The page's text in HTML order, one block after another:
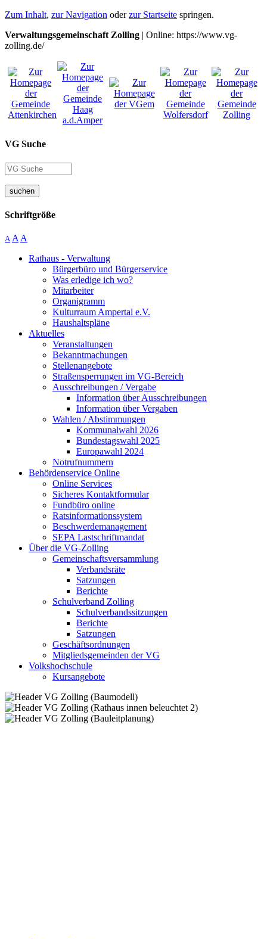
Zum Inhalt, zur Navigation oderzur Startseite springen.
Verwaltungsgemeinschaft Zolling | Online: https://www.vg-
zolling.de/
VG Suche
suchen
Schriftgröße
A A A
Rathaus - Verwaltung
Bürgerbüro und Bürgerservice
Was erledige ich wo?
Mitarbeiter
Organigramm
Kulturraum Ampertal e.V.
Haushaltspläne
Aktuelles
Veranstaltungen
Bekanntmachungen
Stellenangebote
Straßensperrungen im VG-Bereich
Ausschreibungen / Vergabe
Information über Ausschreibungen
Information über Vergaben
Wahlen / Abstimmungen
Kommunalwahl 2026
Bundestagswahl 2025
Europawahl 2024
Notrufnummern
Behördenservice Online
Online Services
Sicheres Kontaktformular
Fundbüro online
Ratsinformationssystem
Beschwerdemanagement
SEPA Lastschriftmandat
Über die VG-Zolling
Gemeinschaftsversammlung
Verbandsräte
Satzungen
Berichte
Schulverband Zolling
Schulverbandssitzungen
Berichte
Satzungen
Geschäftsordnungen
Mitgliedsgemeinden der VG
Volkshochschule
Kursangebote